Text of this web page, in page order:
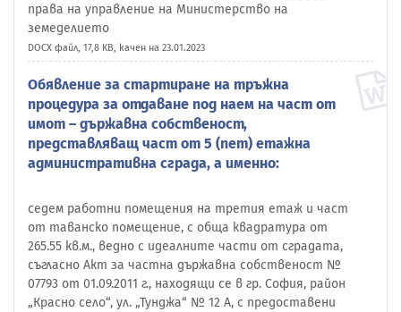
права на управление на Министерство на
земеделието
DOCX файл, 17,8 KB, качен на 23.01.2023
Обявление за стартиране на тръжна
процедура за отдаване под наем на част от
имот – държавна собственост,
представляващ част от 5 (пет) етажна
административна сграда, а именно:
седем работни помещения на третия етаж и част
от таванско помещение, с обща квадратура от
265.55 кв.м., ведно с идеалните части от сградата,
съгласно Акт за частна държавна собственост №
07793 от 01.09.2011 г., находящи се в гр. София, район
„Красно село“, ул. „Тунджа“ № 12 А, с предоставени